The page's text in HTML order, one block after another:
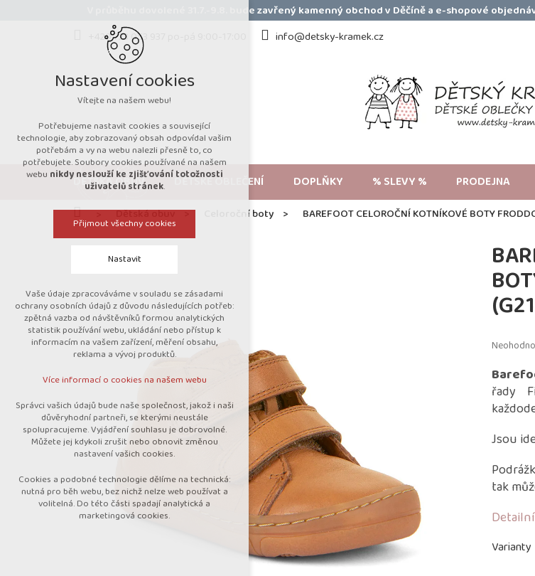
V průběhu dovolené 31.7.-9.8. bude zavřený kamenný obchod v Děčíně a e-shopové
+420 723 053 937 po-pá 9:00-17:00
info@detsky-kramek.cz
DĚTSKÁ OBUV DĚTSKÉ OBLEČENÍ DOPLŇKY % SLEVY % PRODEJNA
DomůDětská obuv Celoroční boty BAREFOOT CELOROČNÍ KOTNÍKOVÉ BOTY
Průměrné
produktu
je
0,0
z
hvězdiček.
Varianty
řady
Jsou
tak
Nastavení cookies
Vítejte na našem webu!
Potřebujeme nastavit cookies a související
technologie, aby zobrazovaný obsah odpovídal vašim
potřebám a vy na webu nalezli přesně to, co
potřebujete. Soubory cookies používané na našem
webu nikdy neslouží ke zjišťování totožnosti
uživatelů stránek.
Přijmout všechny cookies
Nastavit
Technická cookies
nutná pro provozování webu
udržení kontextu stránek (session):
případná přihlášení, volby jazyka, apod.
návštěvnosti
marketingová cookies (Google)
Více informací o cookies na našem webu
Přijmout všechny cookies
Odmítnout vše
Vaše údaje zpracováváme v souladu se zásadami
ochrany osobních údajů z důvodu následujících potřeb:
zpětná vazba od návštěvníků formou analytických
statistik používání webu, ukládání nebo přístup k
informacím na vašem zařízení, měření obsahu,
reklama a vývoj produktů.
Více informací o cookies na našem webu
Správci vašich údajů bude naše společnost, jakož i naši
důvěryhodní partneři, se kterými neustále
spolupracujeme. Vyjádření souhlasu je dobrovolné.
Můžete jej kdykoli zrušit nebo obnovit změnou
nastavení vašich cookies.
Cookies a podobné technologie dělíme na technická:
nutná pro běh webu, bez nichž nelze web používat a
volitelná. Do této části spadají analytická a
marketingová cookies.